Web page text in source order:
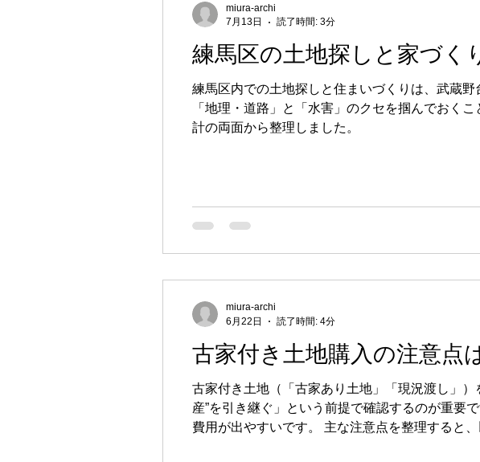
練馬区の土地探しと家づく
練馬区内での土地探しと住まいづくりは、武蔵
「地理・道路」と「水害」のクセを掴んでおく
計の両面から整理しました。
miura-archi
7月13日
読了時間: 3分
古家付き土地購入の注意点
古家付き土地（「古家あり土地」「現況渡し」
産”を引き継ぐ」という前提で確認するのが重要
費用が出やすいです。 主な注意点を整理すると、
miura-archi
6月22日
読了時間: 4分